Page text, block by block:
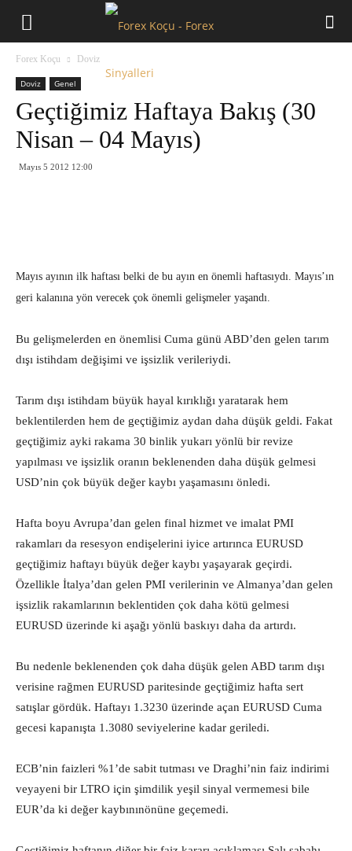
Forex Koçu Doviz
Doviz Genel
Geçtiğimiz Haftaya Bakış (30
Nisan – 04 Mayıs)
Mayıs 5 2012 12:00
Mayıs ayının ilk haftası belki de bu ayın en önemli haftasıydı. Mayıs’ın
geri kalanına yön verecek çok önemli gelişmeler yaşandı.
Bu gelişmelerden en önemlisi Cuma günü ABD’den gelen tarım
dışı istihdam değişimi ve işsizlik verileriydi.
Tarım dışı istihdam büyük hayal kırıklığı yaratarak hem
beklentilerden hem de geçtiğimiz aydan daha düşük geldi. Fakat
geçtiğimiz ayki rakama 30 binlik yukarı yönlü bir revize
yapılması ve işsizlik oranın beklenenden daha düşük gelmesi
USD’nin çok büyük değer kaybı yaşamasını önledi.
Hafta boyu Avrupa’dan gelen final hizmet ve imalat PMI
rakamları da resesyon endişelerini iyice artırınca EURUSD
geçtiğimiz haftayı büyük değer kaybı yaşayarak geçirdi.
Özellikle İtalya’dan gelen PMI verilerinin ve Almanya’dan gelen
işsizlik rakamlarının beklentiden çok daha kötü gelmesi
EURUSD üzerinde ki aşağı yönlü baskıyı daha da artırdı.
Bu nedenle beklenenden çok daha düşük gelen ABD tarım dışı
verisine rağmen EURUSD paritesinde geçtiğimiz hafta sert
satışlar gördük. Haftayı 1.3230 üzerinde açan EURUSD Cuma
gecesi kapanışta 1.3080 seviyelerine kadar geriledi.
ECB’nin faizleri %1’de sabit tutması ve Draghi’nin faiz indirimi
veyayeni bir LTRO için şimdilik yeşil sinyal vermemesi bile
EUR’da ki değer kaybınınönüne geçemedi.